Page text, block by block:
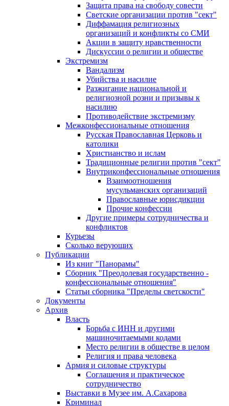
Защита права на свободу совести
Светские организации против "сект"
Диффамация религиозных
организаций и конфликты со СМИ
Акции в защиту нравственности
Дискуссии о религии и обществе
Экстремизм
Вандализм
Убийства и насилие
Разжигание национальной и
религиозной розни и призывы к
насилию
Противодействие экстремизму
Межконфессиональные отношения
Русская Православная Церковь и
католики
Христианство и ислам
Традиционные религии против "сект"
Внутриконфессиональные отношения
Взаимоотношения
мусульманских организаций
Православные юрисдикции
Прочие конфессии
Другие примеры сотрудничества и
конфликтов
Курьезы
Сколько верующих
Публикации
Из книг "Панорамы"
Сборник "Преодолевая государственно -
конфессиональные отношения"
Статьи сборника "Пределы светскости"
Документы
Архив
Власть
Борьба с ИНН и другими
машиночитаемыми кодами
Место религии в обществе в целом
Религия и права человека
Армия и силовые структуры
Соглашения и практическое
сотрудничество
Выставки в Музее им. А.Сахарова
Криминал